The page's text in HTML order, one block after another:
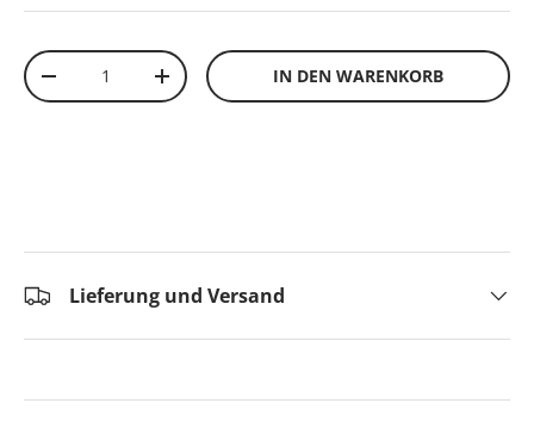
Anzahl
-
+ IN DEN WARENKORB
Lieferung und Versand